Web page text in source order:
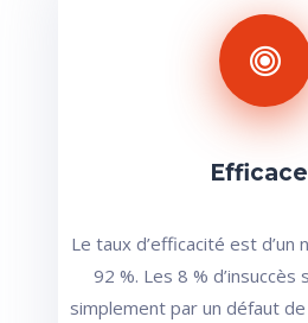
Le taux d’efficacité est d’un
92 %. Les 8 % d’insuccès
simplement par un défaut